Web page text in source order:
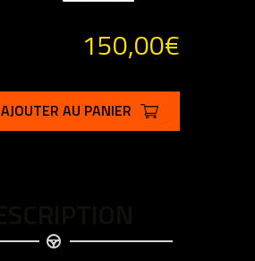
150,00€
AJOUTER AU PANIER